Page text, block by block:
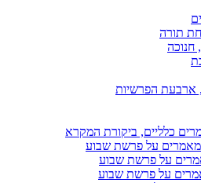
תורה
חנוכה
ארבעת הפרשיות
כלליים, ביקורת המקרא
על פרשת שבוע
על פרשת שבוע
על פרשת שבוע